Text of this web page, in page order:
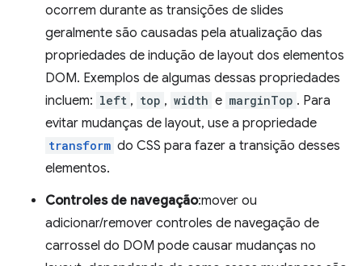
ocorrem durante as transições de slides
geralmente são causadas pela atualização das
propriedades de indução de layout dos elementos
DOM. Exemplos de algumas dessas propriedades
incluem: left , top , width e marginTop . Para
evitar mudanças de layout, use a propriedade
transform do CSS para fazer a transição desses
elementos.
Controles de navegação:mover ou
adicionar/remover controles de navegação de
carrossel do DOM pode causar mudanças no